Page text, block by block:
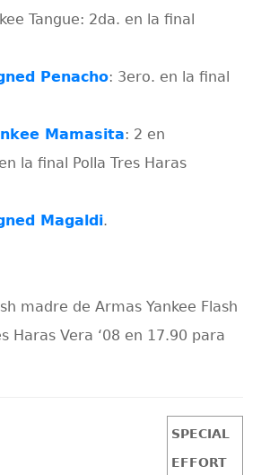
Tangue: 2da. en la final
Penacho: 3ero. en la final
Mamasita: 2 en
la final Polla Tres Haras
Magaldi.
madre de Armas Yankee Flash
Haras Vera ‘08 en 17.90 para
SPECIAL
EFFORT